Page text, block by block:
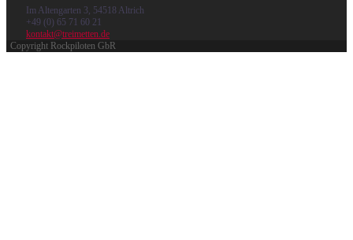
Im Altengarten 3, 54518 Altrich
+49 (0) 65 71 60 21
kontakt@treimetten.de
Copyright Rockpiloten GbR